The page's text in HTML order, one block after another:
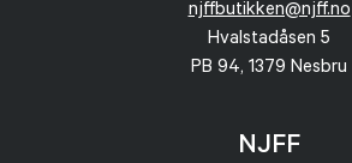
njffbutikken@njff.no
Hvalstadåsen 5
PB 94, 1379 Nesbru
NJFF